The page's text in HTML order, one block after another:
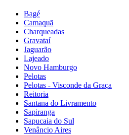
Bagé
Camaquã
Charqueadas
Gravataí
Jaguarão
Lajeado
Novo Hamburgo
Pelotas
Pelotas - Visconde da Graça
Reitoria
Santana do Livramento
Sapiranga
Sapucaia do Sul
Venâncio Aires